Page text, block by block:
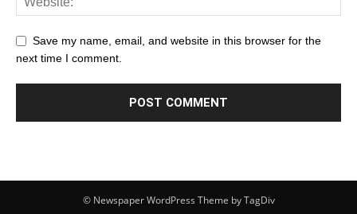
Save my name, email, and website in this browser for the
next time I comment.
© Newspaper WordPress Theme by TagDiv